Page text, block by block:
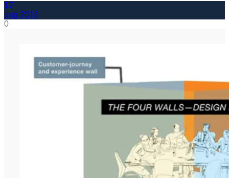
17
aug 2016
0